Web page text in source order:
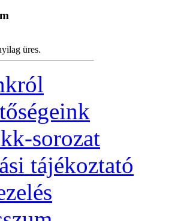
üres.
sorozat
tájékoztató